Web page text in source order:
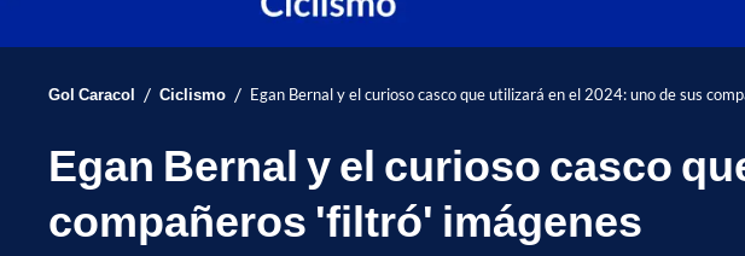
Gol Caracol / Ciclismo / Egan Bernal y el curioso casco que utilizará en el 2024: uno de sus
Egan Bernal y el curioso casco
compañeros 'filtró' imágenes